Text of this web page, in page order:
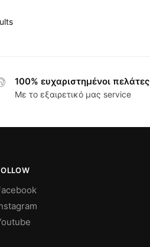
100% ευχαριστημένοι πελάτες
Με το εξαιρετικό μας service